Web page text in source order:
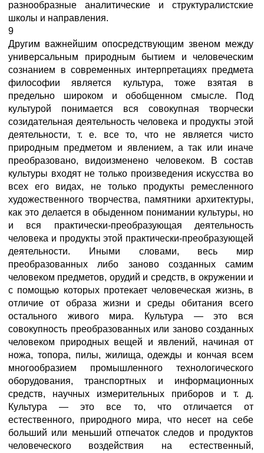
разнообразные аналитические и структуралистские
школы и направления.
9
Другим важнейшим опосредствующим звеном между
универсальным природным бытием и человеческим
сознанием в современных интерпретациях предмета
философии является культура, тоже взятая в
предельно широком и обобщенном смысле. Под
культурой понимается вся совокупная творчески
созидательная деятельность человека и продукты этой
деятельности, т. е. все то, что не является чисто
природным предметом и явлением, а так или иначе
преобразовано, видоизменено человеком. В состав
культуры входят не только произведения искусства во
всех его видах, не только продукты ремесленного
художественного творчества, памятники архитектуры,
как это делается в обыденном понимании культуры, но
и вся практически-преобразующая деятельность
человека и продукты этой практически-преобразующей
деятельности. Иными словами, весь мир
преобразованных либо заново созданных самим
человеком предметов, орудий и средств, в окружении и
с помощью которых протекает человеческая жизнь, в
отличие от образа жизни и среды обитания всего
остального живого мира. Культура — это вся
совокупность преобразованных или заново созданных
человеком природных вещей и явлений, начиная от
ножа, топора, пилы, жилища, одежды и кончая всем
многообразием промышленного технологического
оборудования, транспортных и информационных
средств, научных измерительных приборов и т. д.
Культура — это все то, что отличается от
естественного, природного мира, что несет на себе
больший или меньший отпечаток следов и продуктов
человеческого воздействия на естественный,